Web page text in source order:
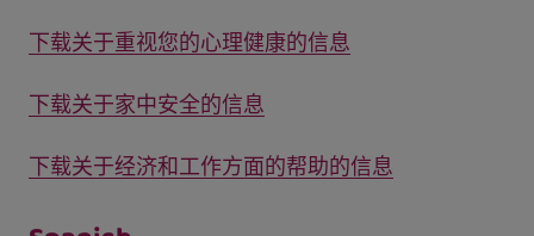
下载关于重视您的心理健康的信息
下载关于家中安全的信息
下载关于经济和工作方面的帮助的信息